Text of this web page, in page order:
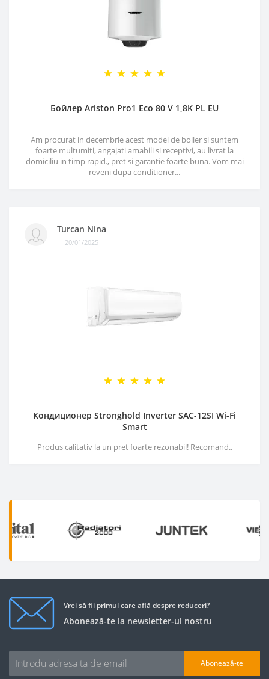
Бойлер Ariston Pro1 Eco 80 V 1,8K PL EU
Am procurat in decembrie acest model de boiler si suntem
foarte multumiti, angajati amabili si receptivi, au livrat la
domiciliu in timp rapid., pret si garantie foarte buna. Vom mai
reveni dupa conditioner...
Turcan Nina
20/01/2025
Кондиционер Stronghold Inverter SAC-12SI Wi-Fi
Smart
Produs calitativ la un pret foarte rezonabil! Recomand..
Vrei să fii primul care află despre reduceri?
Abonează-te la newsletter-ul nostru
Abonează-te